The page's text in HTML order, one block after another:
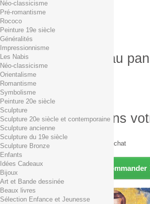
0,01€ dès 29€ d'achat
0,00 € Total
Commander
Produit ajouté au
succès
Quantité
Total
Il y a 1 produit dans
Total produits TTC
Frais de port TTC
0,01€ dès 29€ d'achat
Total TTC
Continuer mes achats Commander
Néo-classicisme
Pré-romantisme
Rococo
Peinture 19e siècle
Généralités
Impressionnisme
Les Nabis
Néo-classicisme
Orientalisme
Romantisme
Symbolisme
Peinture 20e siècle
Sculpture
Sculpture 20e siècle et contemporaine
Sculpture ancienne
Sculpture du 19e siècle
Sculpture Bronze
Enfants
Idées Cadeaux
Bijoux
Art et Bande dessinée
Beaux livres
Sélection Enfance et Jeunesse